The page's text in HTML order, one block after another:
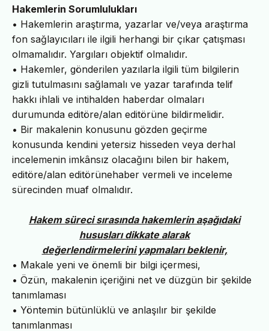
Hakemlerin Sorumlulukları
• Hakemlerin araştırma, yazarlar ve/veya araştırma
fon sağlayıcıları ile ilgili herhangi bir çıkar çatışması
olmamalıdır. Yargıları objektif olmalıdır.
• Hakemler, gönderilen yazılarla ilgili tüm bilgilerin
gizli tutulmasını sağlamalı ve yazar tarafında telif
hakkı ihlali ve intihalden haberdar olmaları
durumunda editöre/alan editörüne bildirmelidir.
• Bir makalenin konusunu gözden geçirme
konusunda kendini yetersiz hisseden veya derhal
incelemenin imkânsız olacağını bilen bir hakem,
editöre/alan editörünehaber vermeli ve inceleme
sürecinden muaf olmalıdır.
Hakem süreci sırasında hakemlerin aşağıdaki
hususları dikkate alarak
değerlendirmelerini yapmaları beklenir,
• Makale yeni ve önemli bir bilgi içermesi,
• Özün, makalenin içeriğini net ve düzgün bir şekilde
tanımlaması
• Yöntemin bütünlüklü ve anlaşılır bir şekilde
tanımlanması